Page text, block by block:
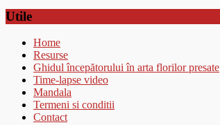
Utile
Home
Resurse
Ghidul începătorului în arta florilor presate
Time-lapse video
Mandala
Termeni si conditii
Contact